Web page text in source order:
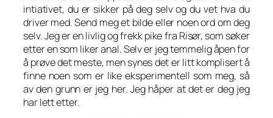
intiativet, du er sikker på deg selv og du vet hva du
driver med. Send meg et bilde eller noen ord om deg
selv. Jeg er en livlig og frekk pike fra Risør, som søker
etter en som liker anal. Selv er jeg temmelig åpen for
å prøve det meste, men synes det er litt komplisert å
finne noen som er like eksperimentell som meg, så
av den grunn er jeg her. Jeg håper at det er deg jeg
har lett etter.